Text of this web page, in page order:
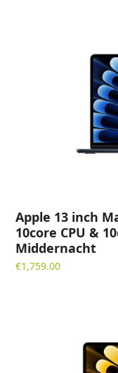
Apple 13 inch
10core CPU &
Middernacht
€1,759.00